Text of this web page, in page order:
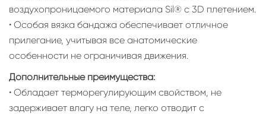
воздухопроницаемого материала Sil® c 3D плетением.
• Особая вязка бандажа обеспечивает отличное
прилегание, учитывая все анатомические
особенности не ограничивая движения.
Дополнительные преимущества:
• Обладает терморегулирующим свойством, не
задерживает влагу на теле, легко отводит с